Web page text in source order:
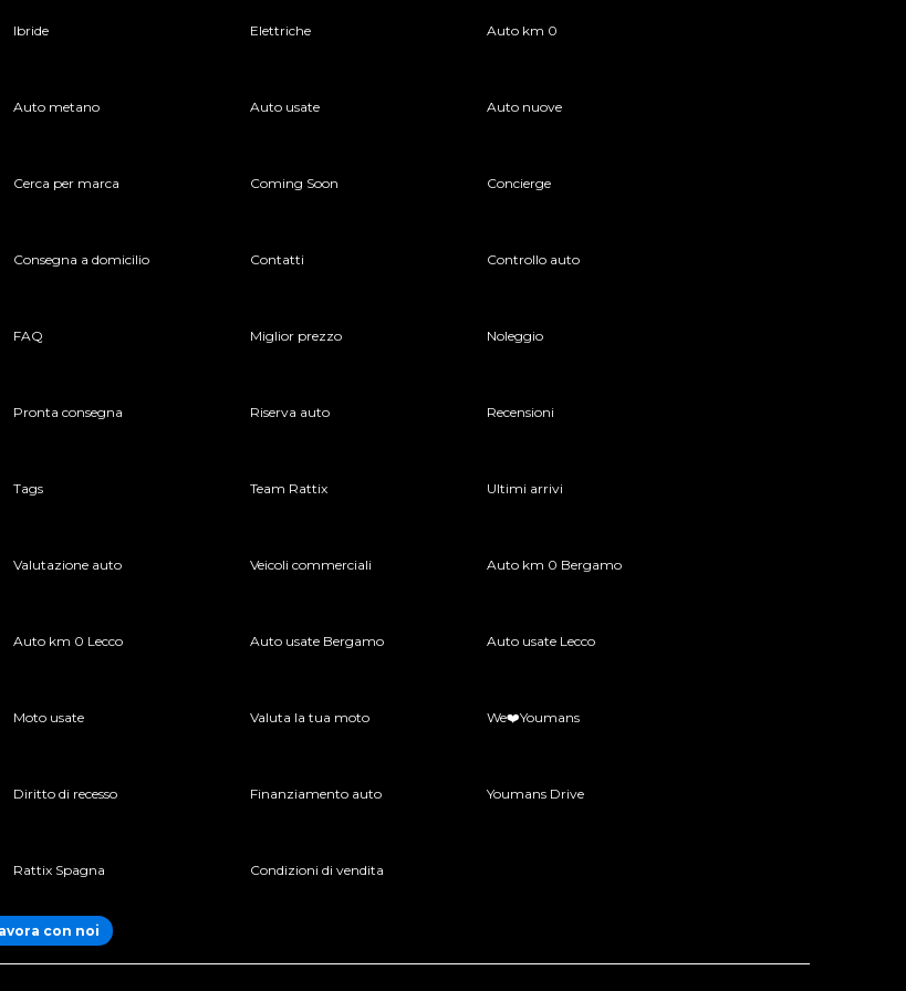
Ibride Elettriche Auto km 0
Auto metano Auto usate Auto nuove
Cerca per marca Coming Soon Concierge
Consegna a domicilio Contatti Controllo auto
FAQ Miglior prezzo Noleggio
Pronta consegna Riserva auto Recensioni
Tags Team Rattix Ultimi arrivi
Valutazione auto Veicoli commerciali Auto km 0 Bergamo
Auto km 0 Lecco Auto usate Bergamo Auto usate Lecco
Moto usate Valuta la tua moto We❤️Youmans
Diritto di recesso Finanziamento auto Youmans Drive
Rattix Spagna Condizioni di vendita
con noi